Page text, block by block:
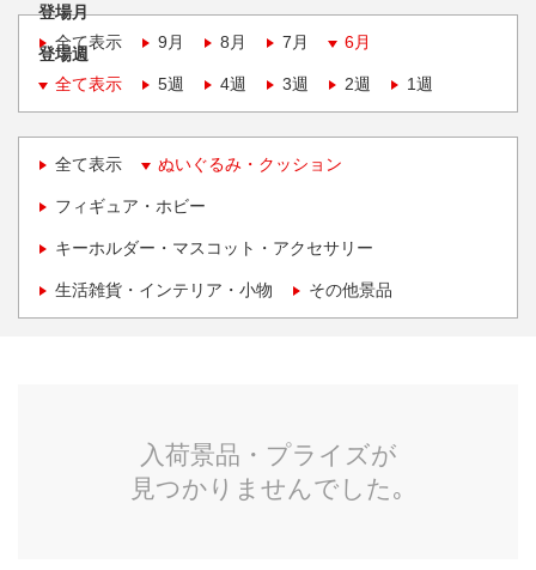
登場月
全て表示
9月 8月 7月 6月
登場週
全て表示
5週 4週 3週 2週 1週
全て表示 ぬいぐるみ・クッション
フィギュア・ホビー
キーホルダー・マスコット・アクセサリー
生活雑貨・インテリア・小物 その他景品